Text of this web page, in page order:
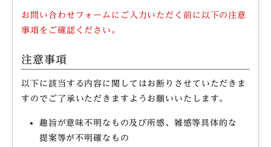
お問い合わせフォームにご入力いただく前に以下の注意
事項をご確認ください。
注意事項
以下に該当する内容に関してはお断りさせていただきま
すのでご了承いただきますようお願いいたします。
趣旨が意味不明なもの及び所感、雑感等具体的な
提案等が不明確なもの